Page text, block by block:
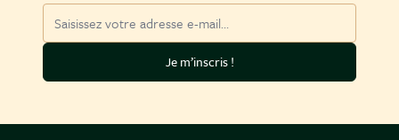
Adresse mail
Je m’inscris !